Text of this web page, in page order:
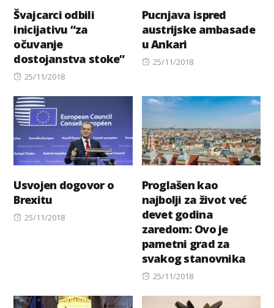
Švajcarci odbili
inicijativu “za
očuvanje
dostojanstva stoke”
Posted
25/11/2018
Pucnjava ispred
austrijske ambasade
u Ankari
Posted
25/11/2018
Usvojen dogovor o
Brexitu
Posted
25/11/2018
Proglašen kao
najbolji za život već
devet godina
zaredom: Ovo je
pametni grad za
svakog stanovnika
Posted
25/11/2018